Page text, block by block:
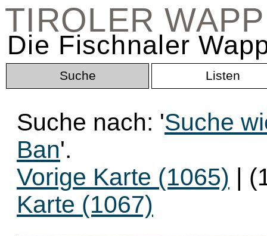
TIROLER
Die Fischnaler
Suche Listen
Suche nach: 'Suche
Ban'.
Vorige Karte (1065) |
Karte (1067)